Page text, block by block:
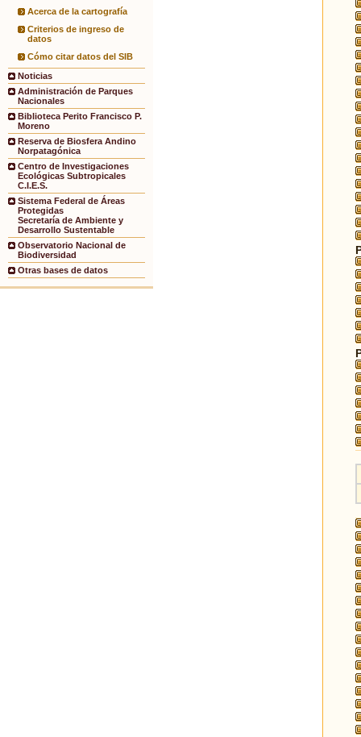
Acerca de la cartografía
Criterios de ingreso de
datos
Cómo citar datos del SIB
Noticias
Administración de Parques
Nacionales
Biblioteca Perito Francisco P.
Moreno
Reserva de Biosfera Andino
Norpatagónica
Centro de Investigaciones
Ecológicas Subtropicales
C.I.E.S.
Sistema Federal de Áreas
Protegidas
Secretaría de Ambiente y
Desarrollo Sustentable
Observatorio Nacional de
Biodiversidad
Otras bases de datos